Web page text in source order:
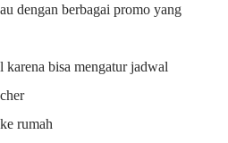
dengan berbagai promo yang
bisa mengatur jadwal
rumah